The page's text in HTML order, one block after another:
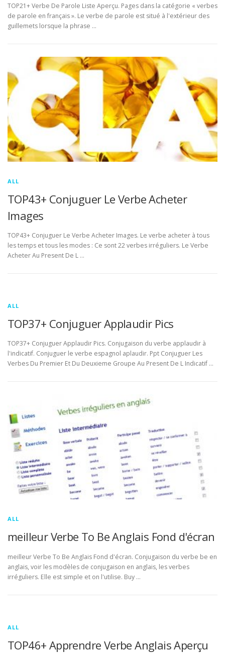
TOP21+ Verbe De Parole Liste Aperçu. Pages dans la catégorie « verbes
de parole en français ». Le verbe de parole est situé à l'extérieur des
guillemets lorsque la phrase …
ALL
TOP43+ Conjuguer Le Verbe Acheter
Images
TOP43+ Conjuguer Le Verbe Acheter Images. Le verbe acheter à tous
les temps et tous les modes : Ce sont 22 verbes irréguliers. Le Verbe
Acheter Au Present De L …
ALL
TOP37+ Conjuguer Applaudir Pics
TOP37+ Conjuguer Applaudir Pics. Conjugaison du verbe applaudir à
l'indicatif. Conjuguer le verbe espagnol aplaudir. Ppt Conjuguer Les
Verbes Du Premier Et Du Deuxieme Groupe Au Present De L Indicatif …
ALL
meilleur Verbe To Be Anglais Fond d'écran
meilleur Verbe To Be Anglais Fond d'écran. Conjugaison du verbe be en
anglais, voir les modèles de conjugaison en anglais, les verbes
irréguliers. Elle est simple et on l'utilise. Buy …
ALL
TOP46+ Apprendre Verbe Anglais Aperçu